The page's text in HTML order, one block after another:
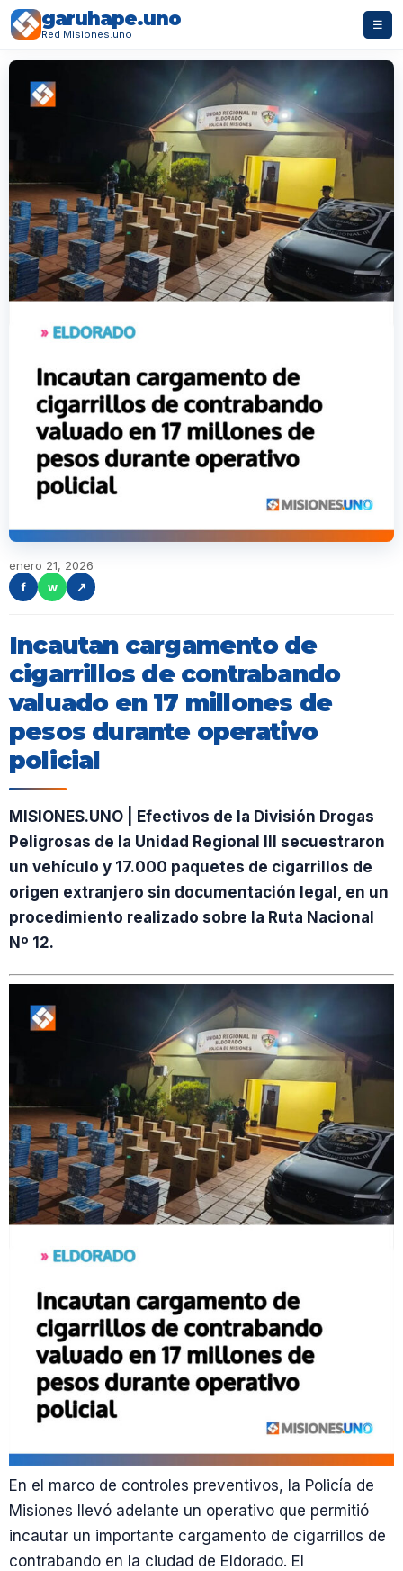
garuhape.uno
Red Misiones.uno
☰
enero 21, 2026
f
w ↗
Incautan cargamento de
cigarrillos de contrabando
valuado en 17 millones de
pesos durante operativo
policial
MISIONES.UNO | Efectivos de la División Drogas
Peligrosas de la Unidad Regional III secuestraron
un vehículo y 17.000 paquetes de cigarrillos de
origen extranjero sin documentación legal, en un
procedimiento realizado sobre la Ruta Nacional
Nº 12.
En el marco de controles preventivos, la Policía de
Misiones llevó adelante un operativo que permitió
incautar un importante cargamento de cigarrillos de
contrabando en la ciudad de Eldorado. El